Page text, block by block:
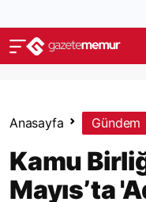
Anasayfa Gündem
Kamu
Mayıs’ta